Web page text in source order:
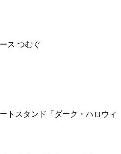
ス つむぐ
トスタンド「ダーク・ハロウィ